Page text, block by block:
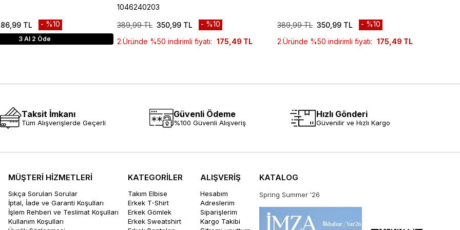
TL %10
3 Al 2 Öde
1046240203
350,99 TL
389,99 TL
%10
2.Üründe %50 indirimli fiyatı: 175,49 TL
350,99 TL
389,99 TL
%10
2.Üründe %50 indirimli fiyatı:
175,49 TL
Taksit İmkanı
Tüm Alışverişlerde Geçerli
Güvenli Ödeme
%100 Güvenli Alışveriş
Hızlı Gönderi
Güvenilir ve Hızlı Kargo
MÜŞTERİ HİZMETLERİ
Sıkça Sorulan Sorular
İptal, İade ve Garanti Koşulları
İşlem Rehberi ve Teslimat Koşulları
Kullanım Koşulları
KATEGORİLER
Takım Elbise
Erkek T-Shirt
Erkek Gömlek
Erkek Sweatshirt
ALIŞVERİŞ
Hesabım
Adreslerim
Siparişlerim
Kargo Takibi
KATALOG
Spring Summer '26